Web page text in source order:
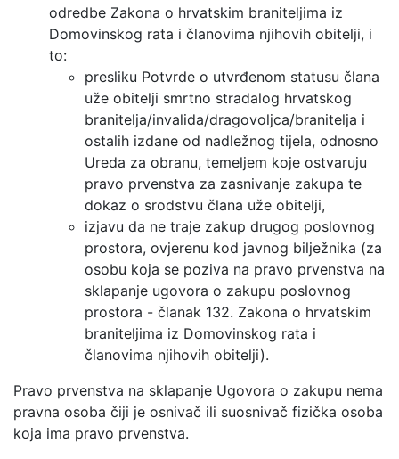
odredbe Zakona o hrvatskim braniteljima iz
Domovinskog rata i članovima njihovih obitelji, i
to:
presliku Potvrde o utvrđenom statusu člana
uže obitelji smrtno stradalog hrvatskog
branitelja/invalida/dragovoljca/branitelja i
ostalih izdane od nadležnog tijela, odnosno
Ureda za obranu, temeljem koje ostvaruju
pravo prvenstva za zasnivanje zakupa te
dokaz o srodstvu člana uže obitelji,
izjavu da ne traje zakup drugog poslovnog
prostora, ovjerenu kod javnog bilježnika (za
osobu koja se poziva na pravo prvenstva na
sklapanje ugovora o zakupu poslovnog
prostora - članak 132. Zakona o hrvatskim
braniteljima iz Domovinskog rata i
članovima njihovih obitelji).
Pravo prvenstva na sklapanje Ugovora o zakupu nema
pravna osoba čiji je osnivač ili suosnivač fizička osoba
koja ima pravo prvenstva.